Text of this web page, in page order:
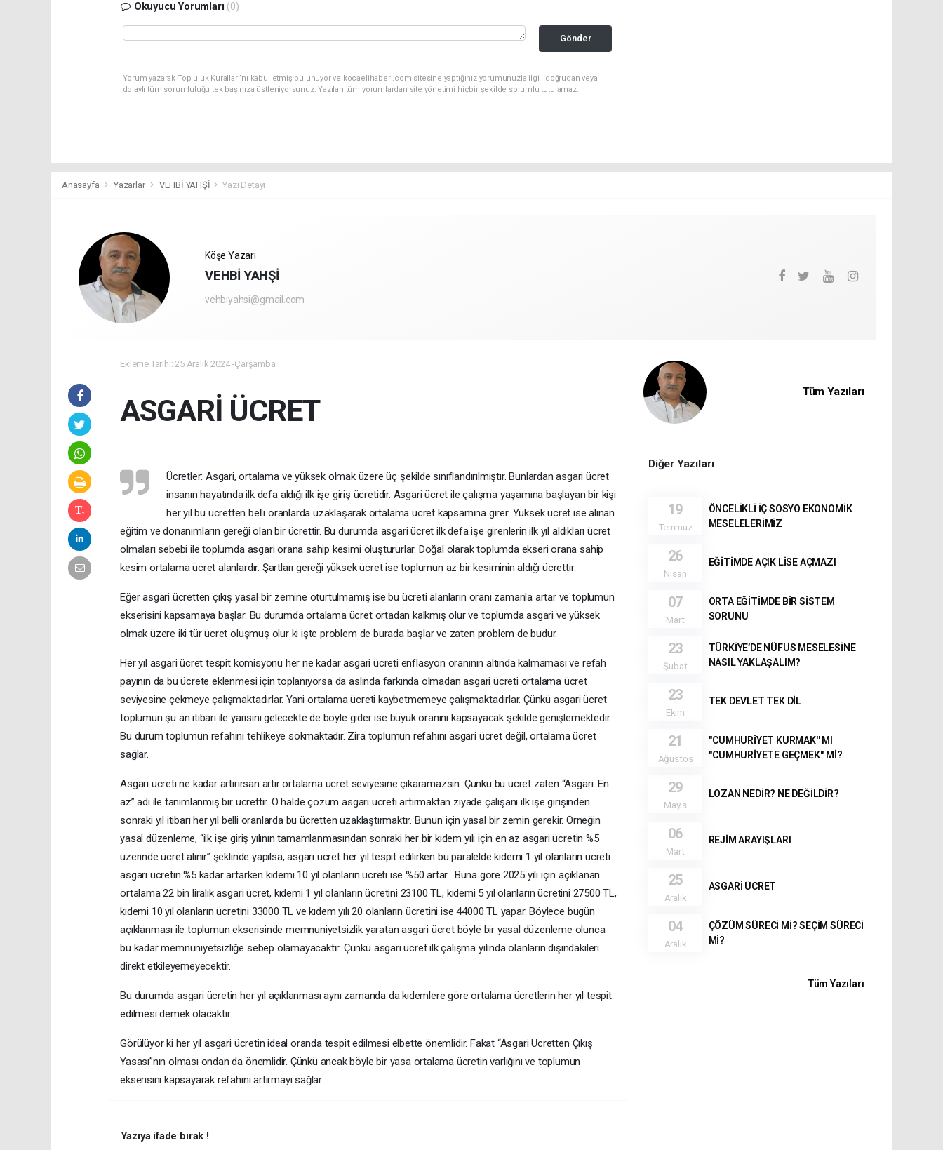
Okuyucu Yorumları (0)
Gönder
Yorum yazarak Topluluk Kuralları’nı kabul etmiş bulunuyor ve kocaelihaberi.com sitesine yaptığınız yorumunuzla ilgili doğrudan veya
dolaylı tüm sorumluluğu tek başınıza üstleniyorsunuz. Yazılan tüm yorumlardan site yönetimi hiçbir şekilde sorumlu tutulamaz.
Anasayfa Yazarlar VEHBİ YAHŞİ Yazı Detayı
Köşe Yazarı
VEHBİ YAHŞİ
vehbiyahsi@gmail.com
Ekleme Tarihi: 25 Aralık 2024 -Çarşamba
ASGARİ ÜCRET
Ücretler: Asgari, ortalama ve yüksek olmak üzere üç şekilde sınıflandırılmıştır. Bunlardan asgari ücret
insanın hayatında ilk defa aldığı ilk işe giriş ücretidir. Asgari ücret ile çalışma yaşamına başlayan bir kişi
her yıl bu ücretten belli oranlarda uzaklaşarak ortalama ücret kapsamına girer. Yüksek ücret ise alınan
eğitim ve donanımların gereği olan bir ücrettir. Bu durumda asgari ücret ilk defa işe girenlerin ilk yıl aldıkları ücret
olmaları sebebi ile toplumda asgari orana sahip kesimi oluştururlar. Doğal olarak toplumda ekseri orana sahip
kesim ortalama ücret alanlardır. Şartları gereği yüksek ücret ise toplumun az bir kesiminin aldığı ücrettir.
Eğer asgari ücretten çıkış yasal bir zemine oturtulmamış ise bu ücreti alanların oranı zamanla artar ve toplumun
ekserisini kapsamaya başlar. Bu durumda ortalama ücret ortadan kalkmış olur ve toplumda asgari ve yüksek
olmak üzere iki tür ücret oluşmuş olur ki işte problem de burada başlar ve zaten problem de budur.
Her yıl asgari ücret tespit komisyonu her ne kadar asgari ücreti enflasyon oranının altında kalmaması ve refah
payının da bu ücrete eklenmesi için toplanıyorsa da aslında farkında olmadan asgari ücreti ortalama ücret
seviyesine çekmeye çalışmaktadırlar. Yani ortalama ücreti kaybetmemeye çalışmaktadırlar. Çünkü asgari ücret
toplumun şu an itibarı ile yarısını gelecekte de böyle gider ise büyük oranını kapsayacak şekilde genişlemektedir.
Bu durum toplumun refahını tehlikeye sokmaktadır. Zira toplumun refahını asgari ücret değil, ortalama ücret
sağlar.
Asgari ücreti ne kadar artırırsan artır ortalama ücret seviyesine çıkaramazsın. Çünkü bu ücret zaten “Asgari: En
az” adı ile tanımlanmış bir ücrettir. O halde çözüm asgari ücreti artırmaktan ziyade çalışanı ilk işe girişinden
sonraki yıl itibarı her yıl belli oranlarda bu ücretten uzaklaştırmaktır. Bunun için yasal bir zemin gerekir. Örneğin
yasal düzenleme, “ilk işe giriş yılının tamamlanmasından sonraki her bir kıdem yılı için en az asgari ücretin %5
üzerinde ücret alınır” şeklinde yapılsa, asgari ücret her yıl tespit edilirken bu paralelde kıdemi 1 yıl olanların ücreti
asgari ücretin %5 kadar artarken kıdemi 10 yıl olanların ücreti ise %50 artar. Buna göre 2025 yılı için açıklanan
ortalama 22 bin liralık asgari ücret, kıdemi 1 yıl olanların ücretini 23100 TL, kıdemi 5 yıl olanların ücretini 27500 TL,
kıdemi 10 yıl olanların ücretini 33000 TL ve kıdem yılı 20 olanların ücretini ise 44000 TL yapar. Böylece bugün
açıklanması ile toplumun ekserisinde memnuniyetsizlik yaratan asgari ücret böyle bir yasal düzenleme olunca
bu kadar memnuniyetsizliğe sebep olamayacaktır. Çünkü asgari ücret ilk çalışma yılında olanların dışındakileri
direkt etkileyemeyecektir.
Bu durumda asgari ücretin her yıl açıklanması aynı zamanda da kıdemlere göre ortalama ücretlerin her yıl tespit
edilmesi demek olacaktır.
Görülüyor ki her yıl asgari ücretin ideal oranda tespit edilmesi elbette önemlidir. Fakat “Asgari Ücretten Çıkış
Yasası”nın olması ondan da önemlidir. Çünkü ancak böyle bir yasa ortalama ücretin varlığını ve toplumun
ekserisini kapsayarak refahını artırmayı sağlar.
Yazıya ifade bırak !
Tüm Yazıları
Diğer Yazıları
19
Temmuz
ÖNCELİKLİ İÇ SOSYO EKONOMİK
MESELELERİMİZ
26
Nisan
EĞİTİMDE AÇIK LİSE AÇMAZI
07
Mart
ORTA EĞİTİMDE BİR SİSTEM
SORUNU
23
Şubat
TÜRKİYE’DE NÜFUS MESELESİNE
NASIL YAKLAŞALIM?
23
Ekim
TEK DEVLET TEK DİL
21
Ağustos
''CUMHURİYET KURMAK'' MI
''CUMHURİYETE GEÇMEK'' Mİ?
29
Mayıs
LOZAN NEDİR? NE DEĞİLDİR?
06
Mart
REJİM ARAYIŞLARI
25
Aralık
ASGARİ ÜCRET
04
Aralık
ÇÖZÜM SÜRECİ Mİ? SEÇİM SÜRECİ
Mİ?
Tüm Yazıları